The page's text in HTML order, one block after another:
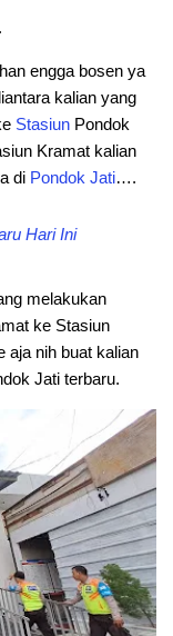
engga bosen ya
kalian yang
Stasiun Pondok
Kramat kalian
di Pondok Jati….
Hari Ini
melakukan
ke Stasiun
aja nih buat kalian
Jati terbaru.